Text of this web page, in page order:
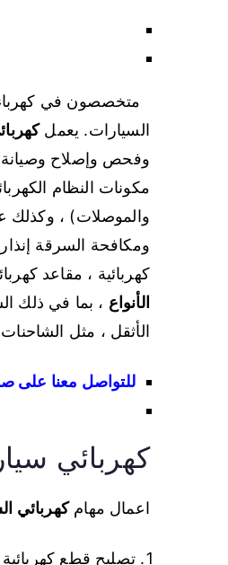
متخصصون في كهرباء
السيارات. يعمل
وفحص وإصلاح وصيانة
مكونات النظام
والموصلات) ، وكذلك
كهربائية ، مقاعد
الأنواع ، بما في ذلك
الأثقل ، مثل
للتواصل معنا على
كهربائي
اعمال مهامكهربائي
تصليح قطع